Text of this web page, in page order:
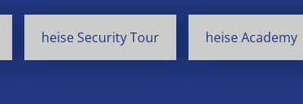
heise Security Tour heise Academy